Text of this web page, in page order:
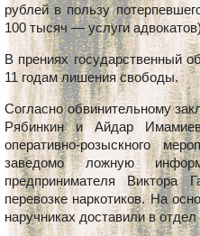
рублей в пользу
100 тысяч — услуги
В прениях государственный
11 годам лишения свободы.
Согласно обвинительному
Рябинкин и Айдар Имамиев
оперативно-розыскного
заведомо ложную
предпринимателя Виктора
перевозке наркотиков. На
наручниках доставили в